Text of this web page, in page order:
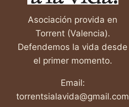
Asociación provida en
Torrent (Valencia).
Defendemos la vida desde
el primer momento.
Email:
torrentsialavida@gmail.com